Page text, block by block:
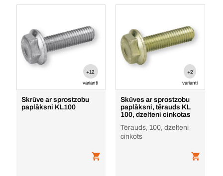
+12
varianti
Skrūve ar sprostzobu
paplāksni KL100
+2
varianti
Skūves ar sprostzobu
paplāksni, tērauds KL
100, dzelteni cinkotas
Tērauds, 100, dzelteni
cinkots